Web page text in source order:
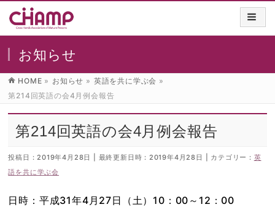
お知らせ
HOME » お知らせ » 英語を共に学ぶ会 »
第214回英語の会4月例会報告
第214回英語の会4月例会報告
投稿日 : 2019年4月28日 最終更新日時 : 2019年4月28日 カテゴリー : 英
語を共に学ぶ会
日時：平成31年4月27日（土）10：00～12：00